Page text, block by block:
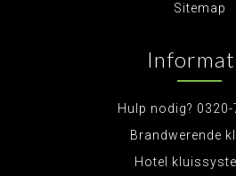
Sitemap
Hulp nodig?
Brandwerende
Hotel